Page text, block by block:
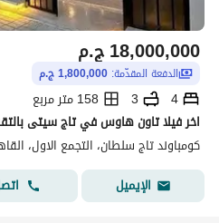
ج.م18,000,000
الدفعة المقدّمة: 1,800,000 ج.م
4
3
158 متر مربع
كومباوند تاج سلطان، التجمع الاول،
الإيميل